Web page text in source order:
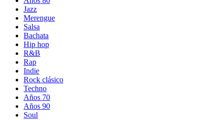
Jazz
Merengue
Salsa
Bachata
Hip hop
R&B
Rap
Indie
Rock clásico
Techno
Años 70
Años 90
Soul